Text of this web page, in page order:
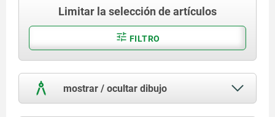
Limitar la selección de artículos
FILTRO
mostrar / ocultar dibujo